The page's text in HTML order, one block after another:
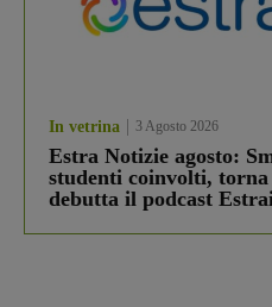
In vetrina 3 Agosto 2026
Estra Notizie agosto:
studenti coinvolti,
debutta il podcast